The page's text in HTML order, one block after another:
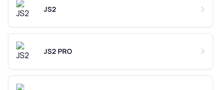
JS2
JS2 PRO